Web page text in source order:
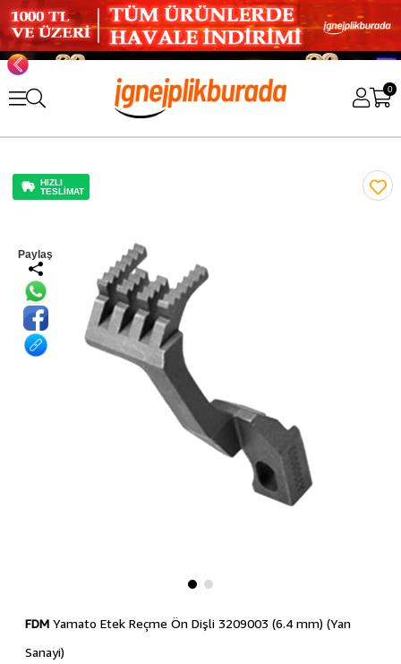
0
HIZLI
TESLİMAT
Paylaş
FDMYamato Etek Reçme Ön Dişli 3209003 (6.4 mm) (Yan
Sanayi)